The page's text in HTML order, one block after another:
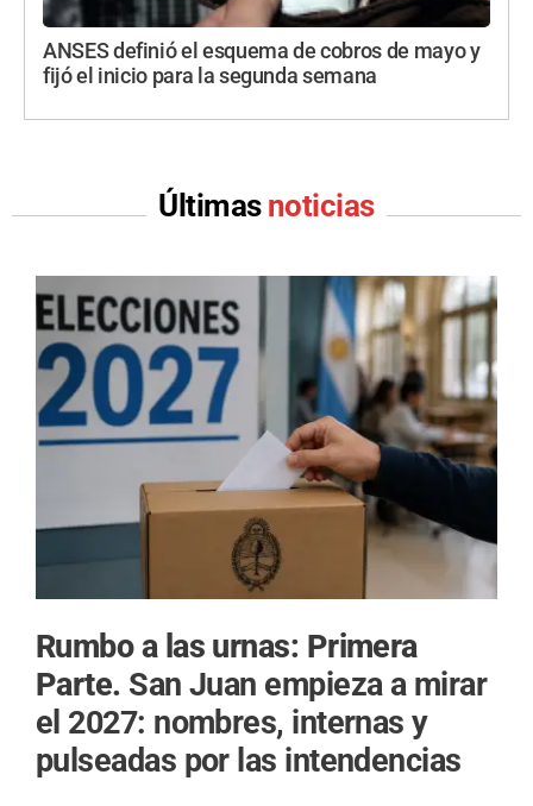
ANSES definió el esquema de cobros de mayo y
fijó el inicio para la segunda semana
Últimas noticias
Rumbo a las urnas: Primera
Parte. San Juan empieza a mirar
el 2027: nombres, internas y
pulseadas por las intendencias